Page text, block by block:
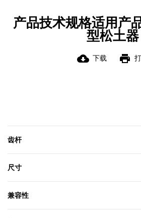
产品技术规格适用产
型松土器
cloud_download 下载 print
齿杆
尺寸
兼容性